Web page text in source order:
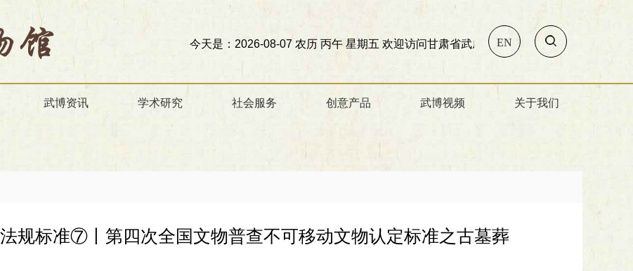
今天是：2026-08-07 农历 丙午 星期五欢迎访问甘肃省武威市博物馆!
EN
武博资讯 学术研究 社会服务 创意产品 武博视频 关于我们
规标准⑦丨第四次全国文物普查不可移动文物认定标准之古墓葬